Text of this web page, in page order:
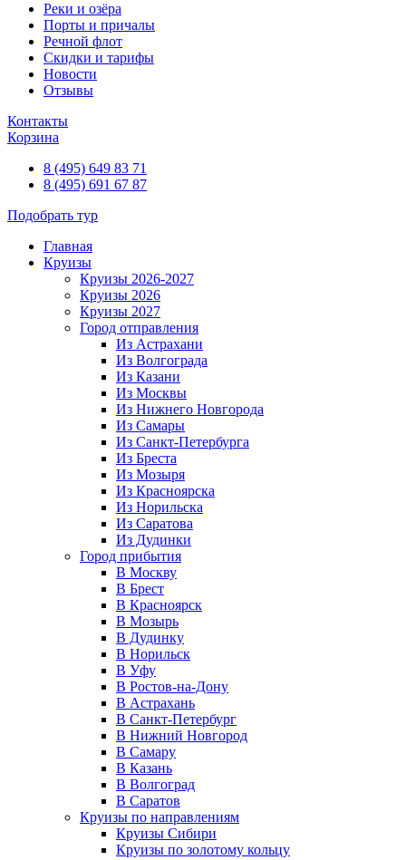
Реки и озёра
Порты и причалы
Речной флот
Скидки и тарифы
Новости
Отзывы
Контакты
Корзина
8 (495) 649 83 71
8 (495) 691 67 87
Подобрать тур
Главная
Круизы
Круизы 2026-2027
Круизы 2026
Круизы 2027
Город отправления
Из Астрахани
Из Волгограда
Из Казани
Из Москвы
Из Нижнего Новгорода
Из Самары
Из Санкт-Петербурга
Из Бреста
Из Мозыря
Из Красноярска
Из Норильска
Из Саратова
Из Дудинки
Город прибытия
В Москву
В Брест
В Красноярск
В Мозырь
В Дудинку
В Норильск
В Уфу
В Ростов-на-Дону
В Астрахань
В Санкт-Петербург
В Нижний Новгород
В Самару
В Казань
В Волгоград
В Саратов
Круизы по направлениям
Круизы Сибири
Круизы по золотому кольцу